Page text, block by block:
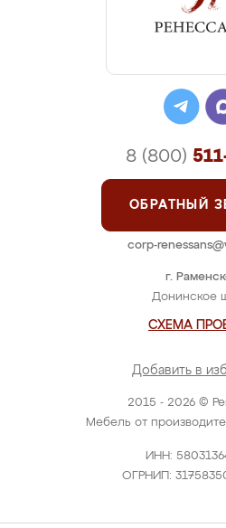
2015 - 2026 ©
Мебель от
ИНН:
ОГРНИП:
г.
Донинское
СХЕМА
Добавить в
8 (800)
ОБРАТНЫЙ
corp-